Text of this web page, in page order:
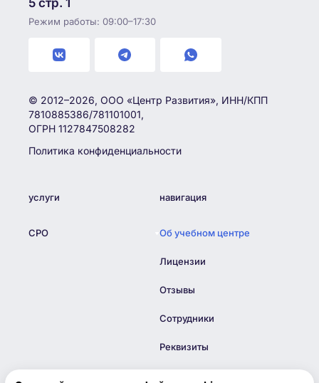
5 стр. 1
Режим работы: 09:00–17:30
© 2012–2026, ООО «Центр Развития», ИНН/КПП
7810885386/781101001,
ОГРН 1127847508282
Политика конфиденциальности
услуги
СРО
навигация
Об учебном центре
Лицензии
Отзывы
Сотрудники
Реквизиты